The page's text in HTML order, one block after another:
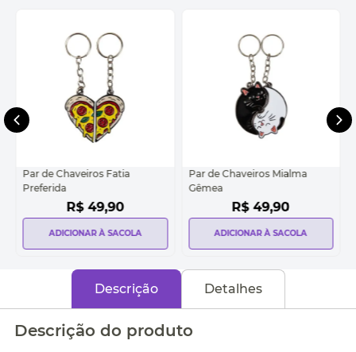
Par de Chaveiros Fatia
Preferida
R$ 49,90
ADICIONAR À SACOLA
Par de Chaveiros Mialma
Gêmea
R$ 49,90
ADICIONAR À SACOLA
Descrição Detalhes
Descrição do produto